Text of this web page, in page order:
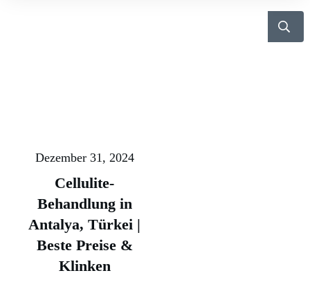
Dezember 31, 2024
Cellulite-
Behandlung in
Antalya, Türkei |
Beste Preise &
Klinken